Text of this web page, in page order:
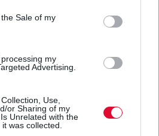
Sale of my
my
Advertising.
Use,
or Sharing of my
Unrelated with the
was collected.
Taylor Swift και το
Ουάου!!! Στην άλλη
ποιος χέστηκε. Η
και διάσημος πουλάει.